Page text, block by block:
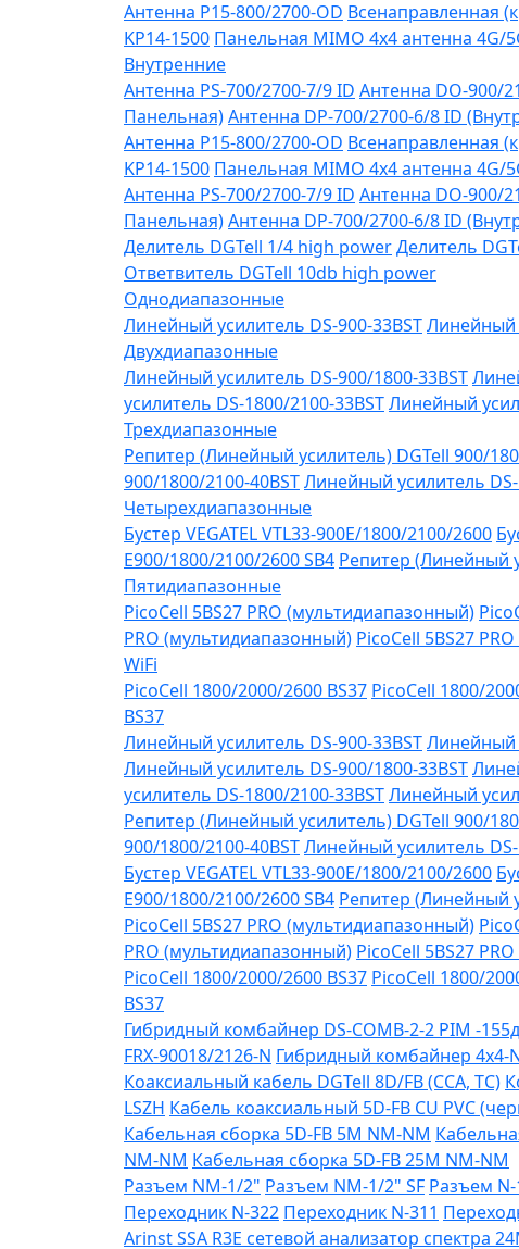
Антенна P15-800/2700-OD Всенаправленная
KP14-1500 Панельная MIMO 4x4 антенна 4G/
Внутренние
Антенна PS-700/2700-7/9 ID Антенна DO-900/
Панельная)Антенна DP-700/2700-6/8 ID
Антенна P15-800/2700-OD Всенаправленная
KP14-1500 Панельная MIMO 4x4 антенна 4G/
Антенна PS-700/2700-7/9 ID Антенна DO-900/
Панельная)Антенна DP-700/2700-6/8 ID
Делитель DGTell 1/4 high powerДелитель
Ответвитель DGTell 10db high power
Однодиапазонные
Линейный усилитель DS-900-33BSTЛинейный
Двухдиапазонные
Линейный усилитель DS-900/1800-33BST
усилитель DS-1800/2100-33BSTЛинейный
Трехдиапазонные
Репитер (Линейный усилитель) DGTell 900/
900/1800/2100-40BSTЛинейный усилитель
Четырехдиапазонные
Бустер VEGATEL VTL33-900E/1800/2100/2600
Е900/1800/2100/2600 SB4 Репитер (Линейный
Пятидиапазонные
PicoCell 5BS27 PRO (мультидиапазонный)
PRO (мультидиапазонный) PicoCell 5BS27
WiFi
PicoCell 1800/2000/2600 BS37 PicoCell 1800/
BS37
Линейный усилитель DS-900-33BSTЛинейный
Линейный усилитель DS-900/1800-33BST
усилитель DS-1800/2100-33BSTЛинейный
Репитер (Линейный усилитель) DGTell 900/
900/1800/2100-40BSTЛинейный усилитель
Бустер VEGATEL VTL33-900E/1800/2100/2600
Е900/1800/2100/2600 SB4 Репитер (Линейный
PicoCell 5BS27 PRO (мультидиапазонный)
PRO (мультидиапазонный) PicoCell 5BS27
PicoCell 1800/2000/2600 BS37 PicoCell 1800/
BS37
Гибридный комбайнер DS-COMB-2-2 PIM -
FRX-90018/2126-N Гибридный комбайнер 4х4-
Коаксиальный кабель DGTell 8D/FB (CCA, TC)
LSZH Кабель коаксиальный 5D-FB CU PVC
Кабельная сборка 5D-FB 5М NM-NM
NM-NM Кабельная сборка 5D-FB 25М NM-NM
Разъем NM-1/2" Разъем NM-1/2" SF Разъем
Переходник N-322 Переходник N-311
Arinst SSA R3Е сетевой анализатор спектра